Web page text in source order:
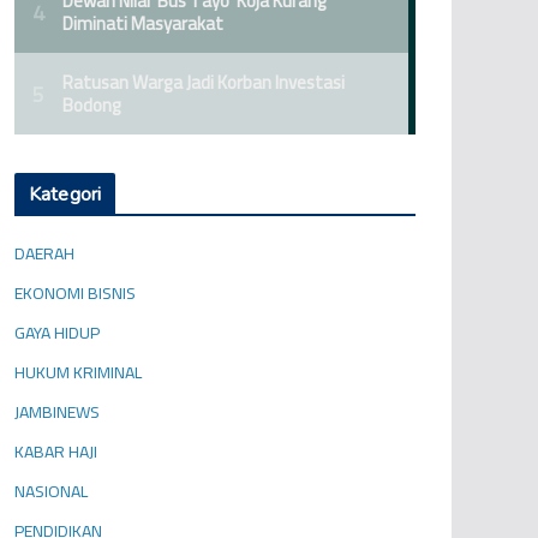
Kategori
DAERAH
EKONOMI BISNIS
GAYA HIDUP
HUKUM KRIMINAL
JAMBINEWS
KABAR HAJI
NASIONAL
PENDIDIKAN